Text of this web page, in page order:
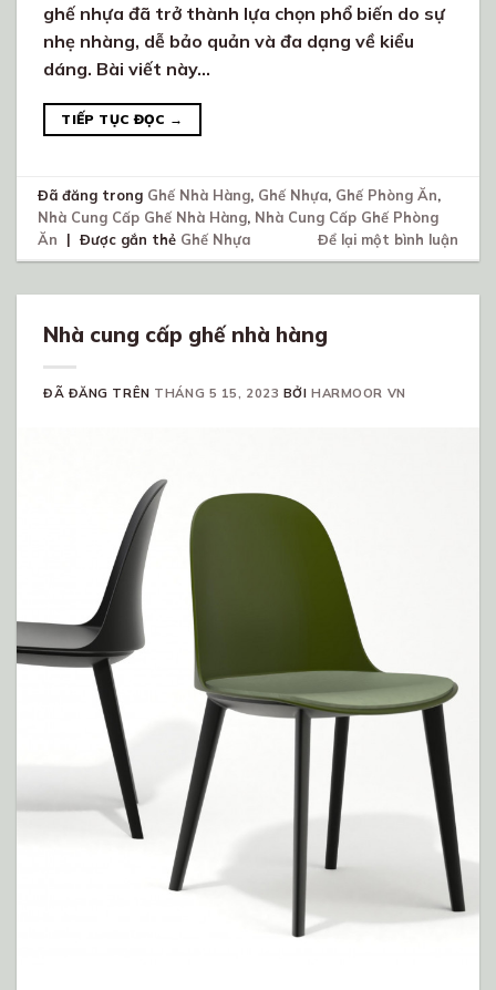
ghế nhựa đã trở thành lựa chọn phổ biến do sự
nhẹ nhàng, dễ bảo quản và đa dạng về kiểu
dáng. Bài viết này…
TIẾP TỤC ĐỌC →
Đã đăng trong Ghế Nhà Hàng, Ghế Nhựa, Ghế Phòng Ăn,
Nhà Cung Cấp Ghế Nhà Hàng, Nhà Cung Cấp Ghế Phòng
Ăn
| Được gắn thẻ Ghế Nhựa Để lại một bình luận
Nhà cung cấp ghế nhà hàng
ĐÃ ĐĂNG TRÊN THÁNG 5 15, 2023 BỞIHARMOOR VN